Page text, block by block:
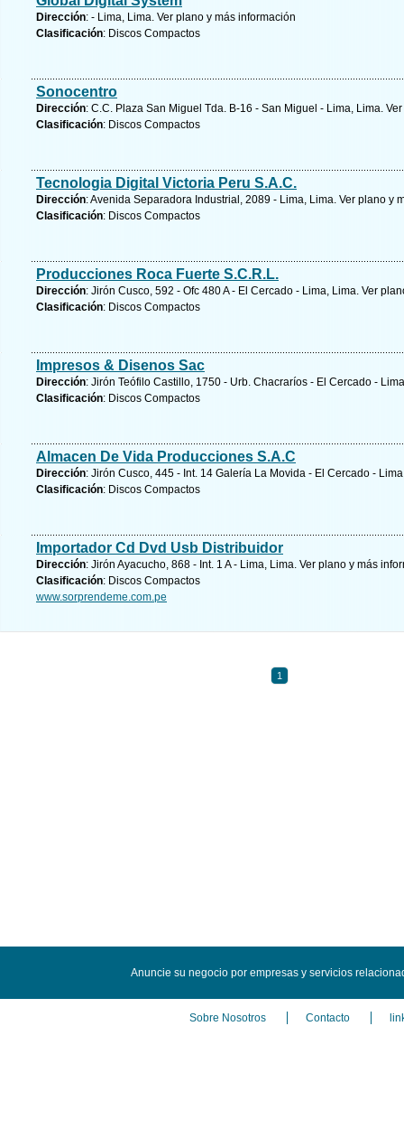
Dirección: - Lima, Lima. Ver plano y más información
Clasificación: Discos Compactos
Sonocentro
Dirección: C.C. Plaza San Miguel Tda. B-16 - San Miguel - Lima, Lima.
Clasificación: Discos Compactos
Tecnologia Digital Victoria Peru S.A.C.
Dirección: Avenida Separadora Industrial, 2089 - Lima, Lima. Ver plano y
Clasificación: Discos Compactos
Producciones Roca Fuerte S.C.R.L.
Dirección: Jirón Cusco, 592 - Ofc 480 A - El Cercado - Lima, Lima. Ver
Clasificación: Discos Compactos
Impresos & Disenos Sac
Dirección: Jirón Teófilo Castillo, 1750 - Urb. Chacraríos - El Cercado -
Clasificación: Discos Compactos
Almacen De Vida Producciones S.A.C
Dirección: Jirón Cusco, 445 - Int. 14 Galería La Movida - El Cercado -
Clasificación: Discos Compactos
Importador Cd Dvd Usb Distribuidor
Dirección: Jirón Ayacucho, 868 - Int. 1 A - Lima, Lima. Ver plano y más
Clasificación: Discos Compactos
www.sorprendeme.com.pe
1
Anuncie su negocio por empresas y servicios
Sobre Nosotros Contacto